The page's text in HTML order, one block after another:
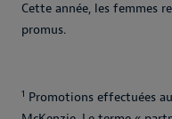
Cette année, les femmes
promus.
1 Promotions effectuées